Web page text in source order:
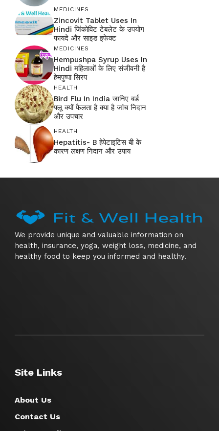
MEDICINES
Zincovit Tablet Uses In
Hindi जिंकोविट टेबलेट के उपयोग
फायदे और साइड इफेक्ट
MEDICINES
Hempushpa Syrup Uses In
Hindi महिलाओं के लिए संजीवनी है
हेमपुष्पा सिरप
HEALTH
Bird Flu In India जानिए बर्ड
फ्लू क्यों फैलता है क्या है जांच निदान
और उपचार
HEALTH
Hepatitis- B हेपेटाइटिस बी के
कारण लक्षण निदान और उपाय
We provide unique and valuable information on
health, insurance, yoga, weight loss, medicine, and
healthy food to keep you informed and healthy.
Site Links
About Us
Contact Us